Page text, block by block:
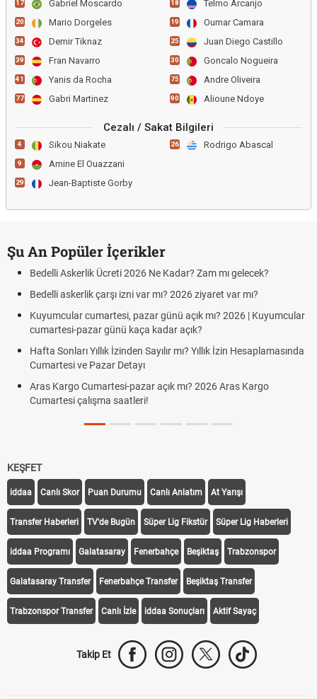
17 Gabriel Moscardo
20 Mario Dorgeles
34 Demir Tiknaz
39 Fran Navarro
41 Yanis da Rocha
77 Gabri Martinez
18 Telmo Arcanjo
19 Oumar Camara
25 Juan Diego Castillo
30 Goncalo Nogueira
75 Andre Oliveira
90 Alioune Ndoye
Cezalı / Sakat Bilgileri
4 Sikou Niakate
9 Amine El Ouazzani
29 Jean-Baptiste Gorby
26 Rodrigo Abascal
Şu An Popüler İçerikler
Bedelli Askerlik Ücreti 2026 Ne Kadar? Zam mı gelecek?
Bedelli askerlik çarşı izni var mı? 2026 ziyaret var mı?
Kuyumcular cumartesi, pazar günü açık mı? 2026 | Kuyumcular
cumartesi-pazar günü kaça kadar açık?
Hafta Sonları Yıllık İzinden Sayılır mı? Yıllık İzin Hesaplamasında
Cumartesi ve Pazar Detayı
Aras Kargo Cumartesi-pazar açık mı? 2026 Aras Kargo
Cumartesi çalışma saatleri!
KEŞFET
iddaa Canlı Skor Puan Durumu Canlı Anlatım At Yarışı
Transfer Haberleri TV'de Bugün Süper Lig Fikstür Süper Lig Haberleri
iddaa Programı Galatasaray Fenerbahçe Beşiktaş Trabzonspor
Galatasaray Transfer Fenerbahçe Transfer Beşiktaş Transfer
Trabzonspor Transfer Canlı İzle iddaa Sonuçları Aktif Sayaç
Takip Et